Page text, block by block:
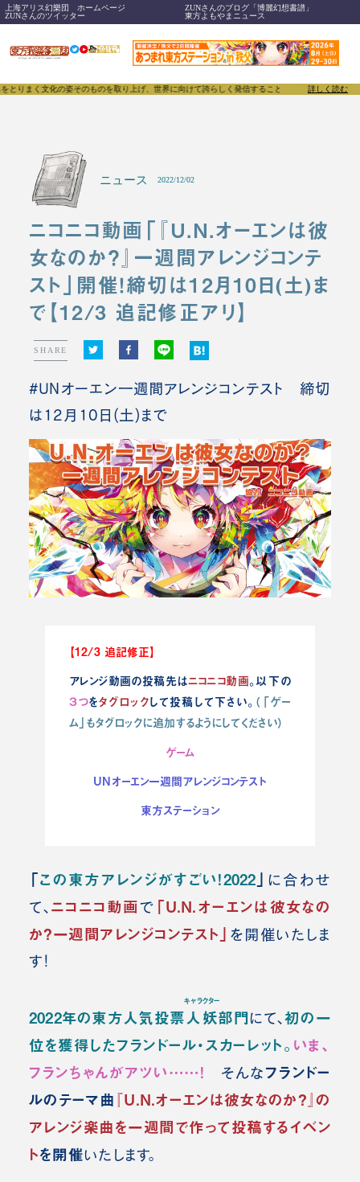
上海アリス幻樂団 ホームページ
ZUNさんのブログ「博麗幻想書譜」
ZUNさんのツイッター
東方よもやまニュース
そのものを取り上げ、世界に向けて誇らしく発信することで、東方Projectのみならず「同人
詳しく読む
ニュース 2022/12/02
ニコニコ動画「『U.N.オーエンは彼
女なのか？』一週間アレンジコンテ
スト」開催！締切は12月10日(土)ま
で【12/3 追記修正アリ】
SHARE
#UNオーエン一週間アレンジコンテスト 締切
は12月10日(土)まで
【12/3 追記修正】
アレンジ動画の投稿先はニコニコ動画。以下の
３つをタグロックして投稿して下さい。 （「ゲー
ム」もタグロックに追加するようにしてください）
ゲーム
UNオーエン一週間アレンジコンテスト
東方ステーション
「この東方アレンジがすごい！2022 」 に合わせ
て、 ニコニコ動画で 「U.N.オーエンは彼女なの
か？一週間アレンジコンテスト」 を開催いたしま
す！
2022年の東方人気投票人妖
キャラクター
部門にて、初の一
位を獲得したフランドール・スカーレット。 いま、
フランちゃんがアツい……！ そんな フランドー
ルのテーマ曲『U.N.オーエンは彼女なのか？』の
アレンジ楽曲を一週間で作って投稿するイベン
トを開催いたします。